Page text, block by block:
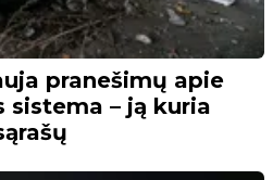
pranešimų apie
– ją kuria